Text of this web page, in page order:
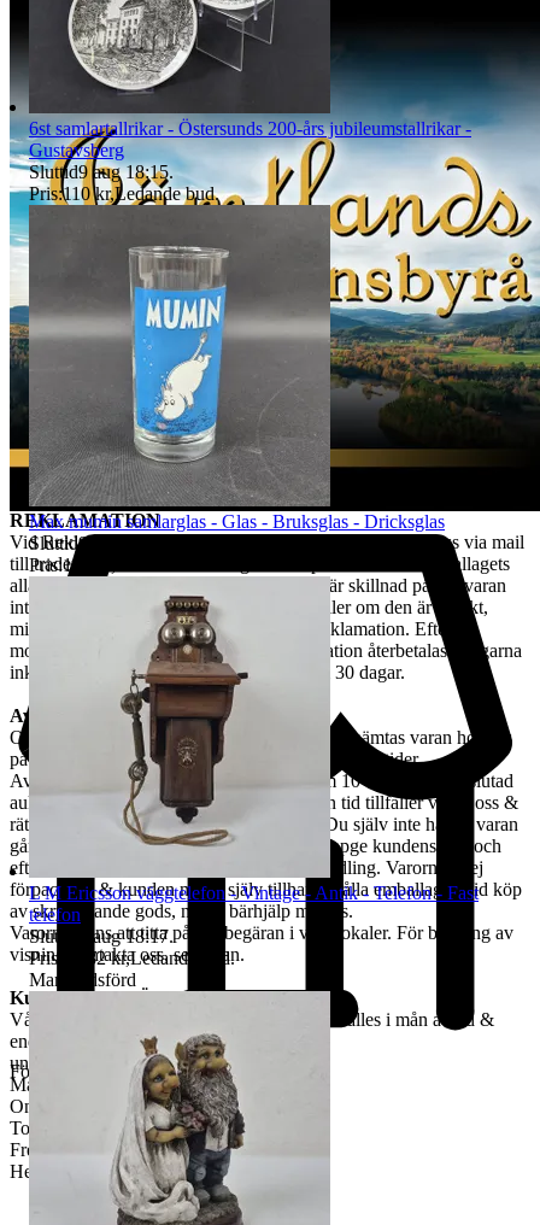
Gäller ej köp gjorda av näringsidkare. Kund ska inom 14 dagar efter
mottagen vara meddela oss via mail till tradera@jabab.se att man
avser att utnyttja ångerrätten. Meddelandet ska innehålla
objektsnummer. Retur ska ske på kundens bekostnad och vara oss
tillhanda inom 14 dagar från det att vi meddelats om ångerrättens
utnyttjande och sändas direkt till det säljande auktionshusets adress -
observera att det inte får skickas till paketombud.
Det är kundens ansvar att objektet skickas tillbaka i exakt samma
skick som vid köptillfället och är skyldig att paketera och hantera
auktionsobjektet så att det inte skadas under transporten. Vi har rätt
att göra avdrag motsvarande den värdeminskning som uppstått till
följd av att kund har hanterat varan i större omfattning än som varit
nödvändigt. Värdeminskningen bedöms från fall till fall. Vi försöker
hantera alla returer så snabbt som möjligt. Efter att kundens retur
hanterats återbetalas pengarna för den köpta varan. Ångerrätten
avser ej det externa köpet av leverans av objektet då
konsumenten/köparen uttryckligen har samtyckt till att tjänsten
börjar utföras och gått med på att det inte finns någon ångerrätt när
tjänsten har fullgjorts. Om misstanke att ångerrätt missbrukas, tex
används för att ej behöva stå fast vid bud och därmed påverka
budgivningsprocessen, förbehåller sig vi oss rätten att stänga av
kundens konto för vidare budgivning hos oss.
REKLAMATION
Vid Reklamation ska kunden omgående ta kontakt med oss via mail
till tradera@jabab.se samt bifoga bilder på varan samt emballagets
alla sidor och packmateriel. Notera att det är skillnad på om varan
inte lever upp till kundens förväntningar eller om den är defekt,
mindre defekter är inte ett giltigt skäl till reklamation. Efter
mottagande av vara samt godkänd reklamation återbetalas pengarna
inkl. returfrakt, om kund betalat den, inom 30 dagar.
Avhämtning
Om ingen annan avhämtningsadress angetts, hämtas varan hos oss
på Tjalmargatan 4B i Östersund under våra öppettider.
Avhämtning av vunna varor skall ske inom 10 dagar efter avslutad
auktion. Om varan ej hämtas inom angiven tid tillfaller varan oss &
rätten till återbetalning är förbrukad. Kan Du själv inte hämta varan
går det skicka ett ombud. Ombudet skall uppge kundens för- och
efternamn, varubeskrivning & egen ID-handling. Varorna är ej
förpackade & kunden måste själv tillhandahålla emballage. Vid köp
av skrymmande gods, måste bärhjälp medtas.
Varorna finns att titta på vid begäran i våra lokaler. För bokning av
visning kontakta oss, se nedan.
Kundservice & Öppettider
Vår kundservice bedrivs via e-post. Svar erhålles i mån av tid &
endast
under våra öppettider.
Måndag-Tisdag: 12:00-16:30
Onsdag: 8:00-18:00
Torsdag: 12:00-16:30
Fredag: 10:00-15:00
Helgdagar & röda dagar STÄNGT
Företag
6st samlartallrikar - Östersunds 200-års jubileumstallrikar -
Gustavsberg
Sluttid9 aug 18:15.
Pris:110 kr,Ledande bud.
Max mumin samlarglas - Glas - Bruksglas - Dricksglas
Sluttid9 aug 18:16
Pris:100 kr
L M Ericsson väggtelefon - Vintage - Antik - Telefon - Fast
telefon
Sluttid
9 aug 18:17.
Pris:
1 182 kr,Ledande bud.
Marknadsförd